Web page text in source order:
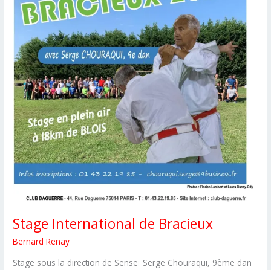
Stage International de Bracieux
Bernard Renay
Stage sous la direction de Senseï Serge Chouraqui, 9ème dan